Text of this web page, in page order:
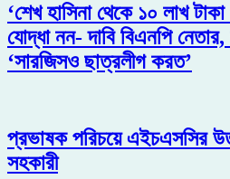
‘শেখ হাসিনা থেকে ১০ লাখ
যোদ্ধা নন- দাবি বিএনপি
‘সারজিসও ছাত্রলীগ করত’
প্রভাষক পরিচয়ে এইচএসসির
সহকারী